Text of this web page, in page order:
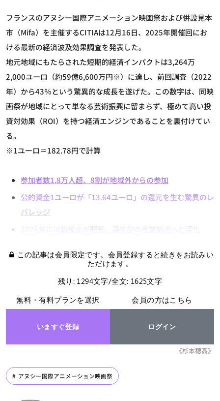
フランスのアヌシー国際アニメーション映画祭および併設見本
市（Mifa）を主催するCITIAは12月16日、2025年開催回にお
ける最新の経済波及効果調査を発表した。
地元地域にもたらされた短期的経済インパクトは3,264万
2,000ユーロ（約59億6,600万円※）に達し、前回調査（2022
年）から43％という驚異的な成長を遂げた。この数字は、同映
画祭が地域にとって単なる芸術振興に留まらず、極めて高い投
資対効果（ROI）を持つ経済エンジンであることを裏付けてい
る。
※1ユーロ＝182.78円で計算
参加者数1.8万人超、8割が地域外からの参加
公的資金1ユーロが「13.64ユーロ」の還元を生む驚異のレ
バレッジ
2026年には新拠点が開設。通年型の産業拠点へと深化
この記事は会員限定です。会員登録すると続きをお読みい
ただけます。
残り: 1294文字/全文: 1625文字
無料・有料プランを選択
いますぐ登録
会員の方はこちら
ログイン
《杉本穂高》
アヌシー国際アニメーション映画祭